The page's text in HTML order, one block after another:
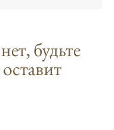
на
я нашел много
будьте